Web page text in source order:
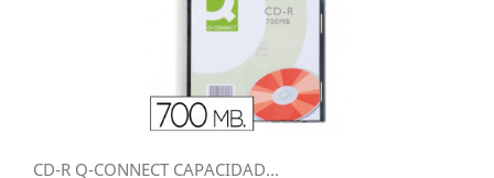
CD-R Q-CONNECT CAPACIDAD...